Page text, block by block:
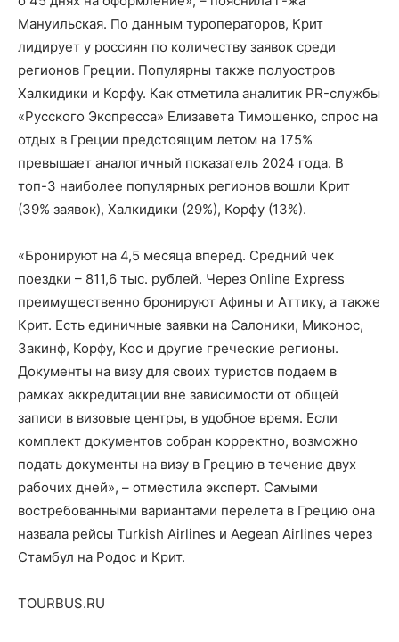
Мануильская. По данным туроператоров, Крит
лидирует у россиян по количеству заявок среди
регионов Греции. Популярны также полуостров
Халкидики и Корфу. Как отметила аналитик PR-службы
«Русского Экспресса» Елизавета Тимошенко, спрос на
отдых в Греции предстоящим летом на 175%
превышает аналогичный показатель 2024 года. В
топ-3 наиболее популярных регионов вошли Крит
(39% заявок), Халкидики (29%), Корфу (13%).
«Бронируют на 4,5 месяца вперед. Средний чек
поездки – 811,6 тыс. рублей. Через Online Express
преимущественно бронируют Афины и Аттику, а также
Крит. Есть единичные заявки на Салоники, Миконос,
Закинф, Корфу, Кос и другие греческие регионы.
Документы на визу для своих туристов подаем в
рамках аккредитации вне зависимости от общей
записи в визовые центры, в удобное время. Если
комплект документов собран корректно, возможно
подать документы на визу в Грецию в течение двух
рабочих дней», – отместила эксперт. Самыми
востребованными вариантами перелета в Грецию она
назвала рейсы Turkish Airlines и Aegean Airlines через
Стамбул на Родос и Крит.
TOURBUS.RU